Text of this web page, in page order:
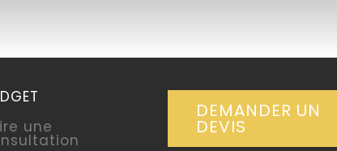
une
DEMANDER UN
DEVIS